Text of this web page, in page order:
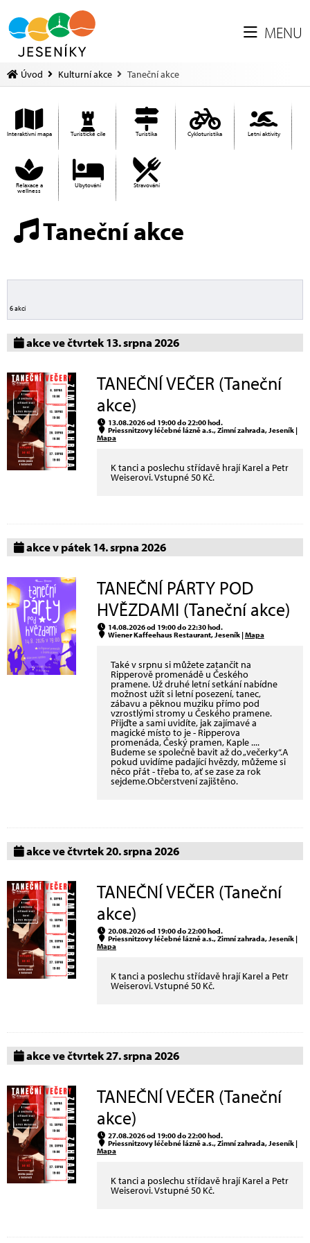
MENU
Úvod Kulturní akce Taneční akce
Interaktivní mapa Turistické cíle Turistika Cykloturistika Letní aktivity
Relaxace a
wellness
Ubytování Stravování
Taneční akce
6 akcí
akce ve čtvrtek 13. srpna 2026
TANEČNÍ VEČER (Taneční
akce)
13.08.2026 od 19:00 do 22:00 hod.
Priessnitzovy léčebné lázně a.s., Zimní zahrada, Jeseník |
Mapa
K tanci a poslechu střídavě hrají Karel a Petr
Weiserovi. Vstupné 50 Kč.
akce v pátek 14. srpna 2026
TANEČNÍ PÁRTY POD
HVĚZDAMI (Taneční akce)
14.08.2026 od 19:00 do 22:30 hod.
Wiener Kaffeehaus Restaurant, Jeseník |Mapa
Také v srpnu si můžete zatančit na
Ripperově promenádě u Českého
pramene. Už druhé letní setkání nabídne
možnost užít si letní posezení, tanec,
zábavu a pěknou muziku přímo pod
vzrostlými stromy u Českého pramene.
Přijďte a sami uvidíte, jak zajímavé a
magické místo to je - Ripperova
promenáda, Český pramen, Kaple ....
Budeme se společně bavit až do „večerky“.A
pokud uvidíme padající hvězdy, můžeme si
něco přát - třeba to, ať se zase za rok
sejdeme.Občerstvení zajištěno.
akce ve čtvrtek 20. srpna 2026
TANEČNÍ VEČER (Taneční
akce)
20.08.2026 od 19:00 do 22:00 hod.
Priessnitzovy léčebné lázně a.s., Zimní zahrada, Jeseník |
Mapa
K tanci a poslechu střídavě hrají Karel a Petr
Weiserovi. Vstupné 50 Kč.
akce ve čtvrtek 27. srpna 2026
TANEČNÍ VEČER (Taneční
akce)
27.08.2026 od 19:00 do 22:00 hod.
Priessnitzovy léčebné lázně a.s., Zimní zahrada, Jeseník |
Mapa
K tanci a poslechu střídavě hrají Karel a Petr
Weiserovi. Vstupné 50 Kč.